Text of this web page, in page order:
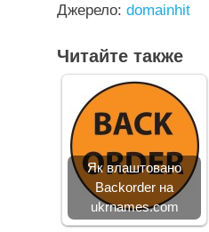
Джерело: domainhit
Читайте также
Як влаштовано
Backorder на
ukrnames.com